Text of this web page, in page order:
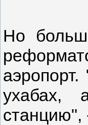
Но
ухабах,
станцию",